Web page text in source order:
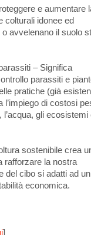
e aumentare
colturali idonee ed
avvelenano il suolo
– Significa
parassiti e
pratiche (già
di costosi
gli ecosistemi
sostenibile crea
rafforzare la nostra
del cibo si adatti ad un
economica.
]